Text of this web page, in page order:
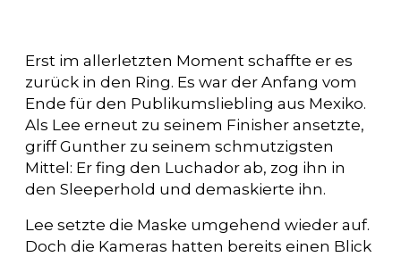
Erst im allerletzten Moment schaffte er es
zurück in den Ring. Es war der Anfang vom
Ende für den Publikumsliebling aus Mexiko.
Als Lee erneut zu seinem Finisher ansetzte,
griff Gunther zu seinem schmutzigsten
Mittel: Er fing den Luchador ab, zog ihn in
den Sleeperhold und demaskierte ihn.
Lee setzte die Maske umgehend wieder auf.
Doch die Kameras hatten bereits einen Blick